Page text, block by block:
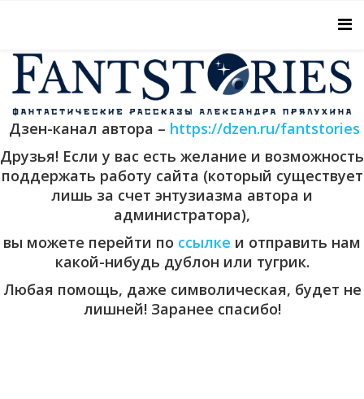
Дзен-канал автора – https://dzen.ru/fantstories
Друзья! Если у вас есть желание и возможность
поддержать работу сайта (который существует
лишь за счет энтузиазма автора и
администратора),
вы можете перейти по ссылке и отправить нам
какой-нибудь дублон или тугрик.
Любая помощь, даже символическая, будет не
лишней! Заранее спасибо!